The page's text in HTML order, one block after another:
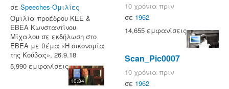
σε Speeches-Ομιλίες
Ομιλία προέδρου ΚΕΕ &
ΕΒΕΑ Κωνσταντίνου
Μίχαλου σε εκδήλωση στο
ΕΒΕΑ με θέμα «Η οικονομία
της Κούβας», 26.9.18
5,990 εμφανίσεις
10:34
10 χρόνια πριν
σε 1962
14,655 εμφανίσεις
Scan_Pic0007
10 χρόνια πριν
σε 1962